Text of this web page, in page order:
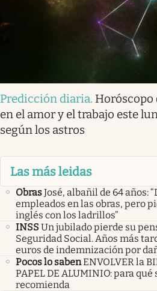
Predicción diaria. Horóscopo
en el amor y el trabajo este
según los astros
Las más leidas
ObrasJosé, albañil de 64 años:
empleados en las obras, pero
inglés con los ladrillos”
INSSUn jubilado pierde su
Seguridad Social. Años más
euros de indemnización por
Pocos lo sabenENVOLVER la
PAPEL DE ALUMINIO: para
recomienda